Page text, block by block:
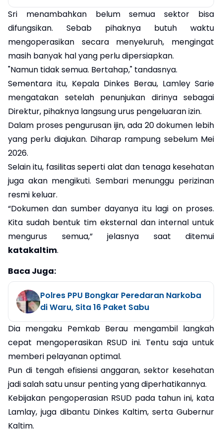
Sri menambahkan belum semua sektor bisa
difungsikan. Sebab pihaknya butuh waktu
mengoperasikan secara menyeluruh, mengingat
masih banyak hal yang perlu dipersiapkan.
"Namun tidak semua. Bertahap," tandasnya.
Sementara itu, Kepala Dinkes Berau, Lamley Sarie
mengatakan setelah penunjukan dirinya sebagai
Direktur, pihaknya langsung urus pengeluaran izin.
Dalam proses pengurusan ijin, ada 20 dokumen lebih
yang perlu diajukan. Diharap rampung sebelum Mei
2026.
Selain itu, fasilitas seperti alat dan tenaga kesehatan
juga akan mengikuti. Sembari menunggu perizinan
resmi keluar.
“Dokumen dan sumber dayanya itu lagi on proses.
Kita sudah bentuk tim eksternal dan internal untuk
mengurus semua,” jelasnya saat ditemui
katakaltim.
Baca Juga:
Polres PPU Bongkar Peredaran Narkoba
di Waru, Sita 16 Paket Sabu
Dia mengaku Pemkab Berau mengambil langkah
cepat mengoperasikan RSUD ini. Tentu saja untuk
memberi pelayanan optimal.
Pun di tengah efisiensi anggaran, sektor kesehatan
jadi salah satu unsur penting yang diperhatikannya.
Kebijakan pengoperasian RSUD pada tahun ini, kata
Lamlay, juga dibantu Dinkes Kaltim, serta Gubernur
Kaltim.